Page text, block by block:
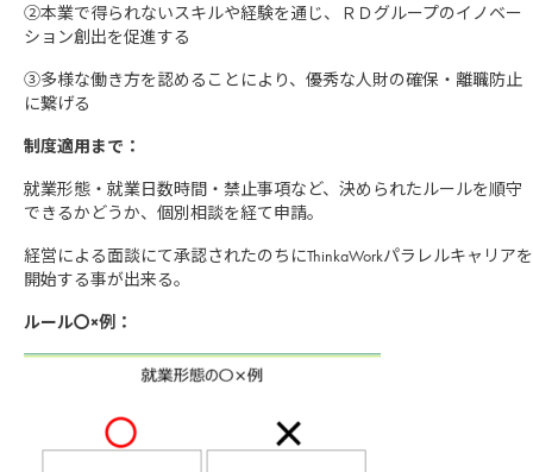
②本業で得られないスキルや経験を通じ、ＲＤグループのイノベー
ション創出を促進する
③多様な働き方を認めることにより、優秀な人財の確保・離職防止
に繋げる
制度適用まで：
就業形態・就業日数時間・禁止事項など、決められたルールを順守
できるかどうか、個別相談を経て申請。
経営による面談にて承認されたのちにThinkaWorkパラレルキャリアを
開始する事が出来る。
ルール〇×例：